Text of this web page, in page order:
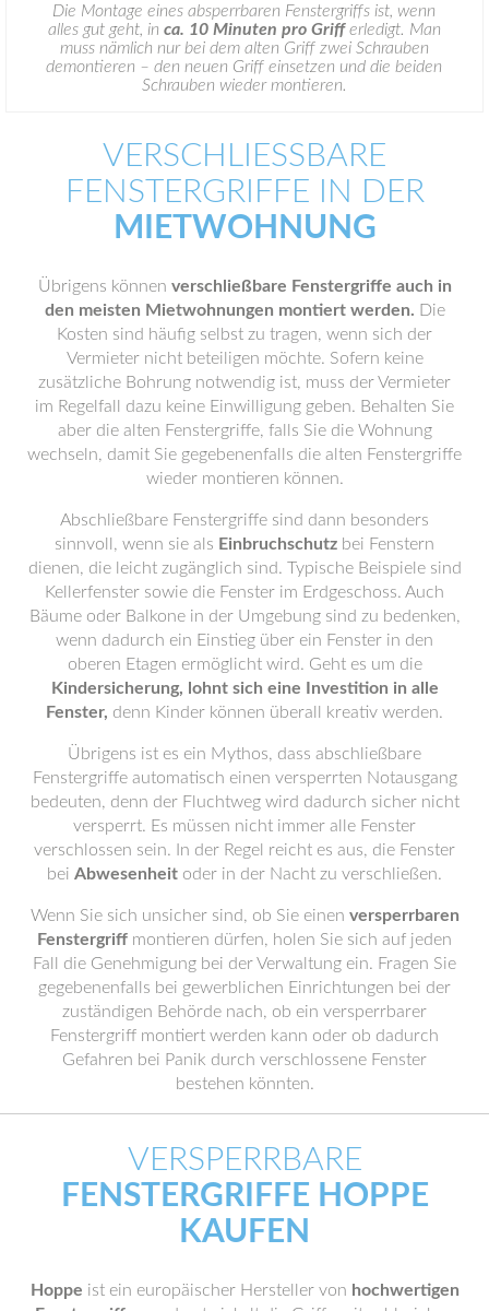
Die Montage eines absperrbaren Fenstergriffs ist, wenn
alles gut geht, in ca. 10 Minuten pro Grifferledigt. Man
muss nämlich nur bei dem alten Griff zwei Schrauben
demontieren – den neuen Griff einsetzen und die beiden
Schrauben wieder montieren.
VERSCHLIESSBARE F
ENSTERGRIFFE IN DER
MIETWOHNUNG
Übrigens können verschließbare Fenstergriffe auch in
den meisten Mietwohnungen montiert werden. Die
Kosten sind häufig selbst zu tragen, wenn sich der
Vermieter nicht beteiligen möchte. Sofern keine
zusätzliche Bohrung notwendig ist, muss der Vermieter
im Regelfall dazu keine Einwilligung geben. Behalten Sie
aber die alten Fenstergriffe, falls Sie die Wohnung
wechseln, damit Sie gegebenenfalls die alten Fenstergriffe
wieder montieren können.
Abschließbare Fenstergriffe sind dann besonders
sinnvoll, wenn sie als Einbruchschutz bei Fenstern
dienen, die leicht zugänglich sind. Typische Beispiele sind
Kellerfenster sowie die Fenster im Erdgeschoss. Auch
Bäume oder Balkone in der Umgebung sind zu bedenken,
wenn dadurch ein Einstieg über ein Fenster in den
oberen Etagen ermöglicht wird. Geht es um die
Kindersicherung, lohnt sich eine Investition in alle
Fenster, denn Kinder können überall kreativ werden.
Übrigens ist es ein Mythos, dass abschließbare
Fenstergriffe automatisch einen versperrten Notausgang
bedeuten, denn der Fluchtweg wird dadurch sicher nicht
versperrt. Es müssen nicht immer alle Fenster
verschlossen sein. In der Regel reicht es aus, die Fenster
bei Abwesenheit oder in der Nacht zu verschließen.
Wenn Sie sich unsicher sind, ob Sie einen versperrbaren
Fenstergriff montieren dürfen, holen Sie sich auf jeden
Fall die Genehmigung bei der Verwaltung ein. Fragen Sie
gegebenenfalls bei gewerblichen Einrichtungen bei der
zuständigen Behörde nach, ob ein versperrbarer
Fenstergriff montiert werden kann oder ob dadurch
Gefahren bei Panik durch verschlossene Fenster
bestehen könnten.
VERSPERRBARE
FENSTERGRIFFE HOPPE
KAUFEN
Hoppe ist ein europäischer Hersteller von hochwertigen